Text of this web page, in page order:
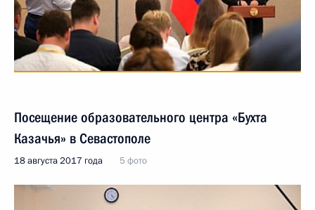
Посещение образовательного центра «Бухта
Казачья» в Севастополе
18 августа 2017 года 5 фото